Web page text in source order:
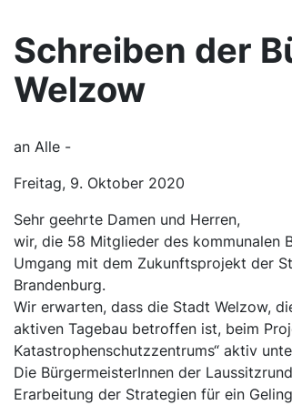
Schreiben der
Welzow
an Alle -
Freitag, 9. Oktober 2020
Sehr geehrte Damen und Herren,
wir, die 58 Mitglieder des kommunalen
Umgang mit dem Zukunftsprojekt der
Brandenburg.
Wir erwarten, dass die Stadt Welzow,
aktiven Tagebau betroffen ist, beim
Katastrophenschutzzentrums“ aktiv
Die BürgermeisterInnen der
Erarbeitung der Strategien für ein